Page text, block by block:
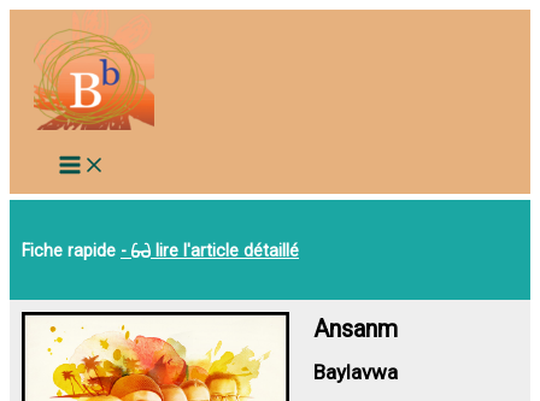
contenu
Fiche rapide - lire l'article détaillé
Ansanm
Baylavwa